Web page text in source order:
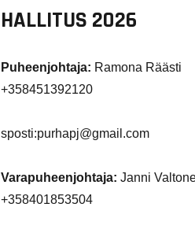
HALLITUS 2026
Puheenjohtaja: Ramona Räästi
+358451392120
sposti:purhapj@gmail.com
Varapuheenjohtaja: Janni
+358401853504